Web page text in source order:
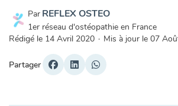
Par REFLEX OSTEO
1er réseau d'ostéopathie en France
Rédigé le 14 Avril 2020 · Mis à jour le 07
Partager